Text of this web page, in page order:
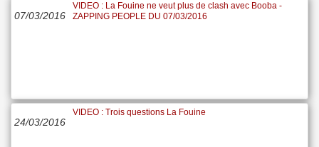
07/03/2016
VIDEO : La Fouine ne veut plus de clash avec Booba -
ZAPPING PEOPLE DU 07/03/2016
24/03/2016
VIDEO : Trois questions La Fouine